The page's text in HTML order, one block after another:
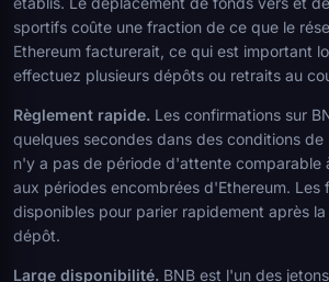
sportifs coûte une fraction de ce que le
Ethereum facturerait, ce qui est important
effectuez plusieurs dépôts ou retraits au
Règlement rapide. Les confirmations sur
quelques secondes dans des conditions de
n'y a pas de période d'attente comparable
aux périodes encombrées d'Ethereum. Les
disponibles pour parier rapidement après
dépôt.
Large disponibilité. BNB est l'un des